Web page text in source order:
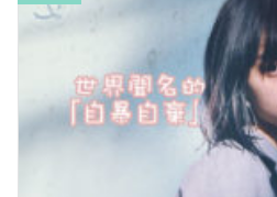
韓國期間限定「姆明展覽會」